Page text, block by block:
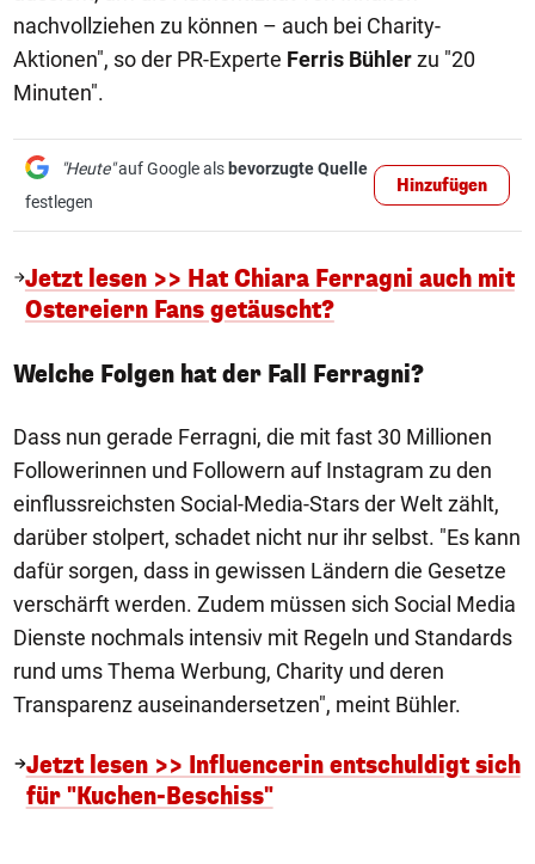
nachvollziehen zu können – auch bei Charity-
Aktionen", so der PR-Experte Ferris Bühlerzu "20
Minuten".
"Heute"auf Google als bevorzugte Quelle
festlegen
Hinzufügen
Jetzt lesen >> Hat Chiara Ferragni auch mit
Ostereiern Fans getäuscht?
Welche Folgen hat der Fall Ferragni?
Dass nun gerade Ferragni, die mit fast 30 Millionen
Followerinnen und Followern auf Instagram zu den
einflussreichsten Social-Media-Stars der Welt zählt,
darüber stolpert, schadet nicht nur ihr selbst. "Es kann
dafür sorgen, dass in gewissen Ländern die Gesetze
verschärft werden. Zudem müssen sich Social Media
Dienste nochmals intensiv mit Regeln und Standards
rund ums Thema Werbung, Charity und deren
Transparenz auseinandersetzen", meint Bühler.
Jetzt lesen >> Influencerin entschuldigt sich
für "Kuchen-Beschiss"